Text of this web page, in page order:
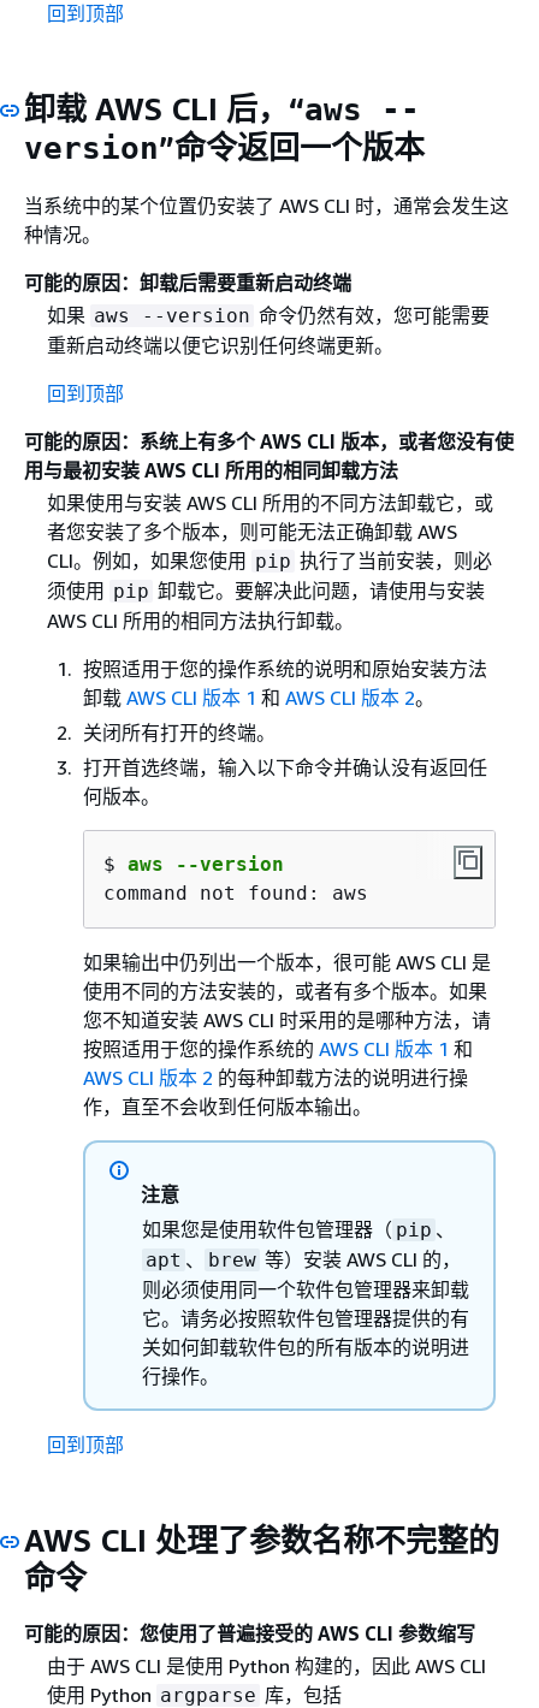
回到顶部
卸载 AWS CLI 后，“aws --
version”命令返回一个版本
当系统中的某个位置仍安装了 AWS CLI 时，通常会发生这
种情况。
可能的原因：卸载后需要重新启动终端
如果 aws --version 命令仍然有效，您可能需要
重新启动终端以便它识别任何终端更新。
回到顶部
可能的原因：系统上有多个 AWS CLI 版本，或者您没有使
用与最初安装 AWS CLI 所用的相同卸载方法
如果使用与安装 AWS CLI 所用的不同方法卸载它，或
者您安装了多个版本，则可能无法正确卸载 AWS
CLI。例如，如果您使用 pip 执行了当前安装，则必
须使用 pip 卸载它。要解决此问题，请使用与安装
AWS CLI 所用的相同方法执行卸载。
按照适用于您的操作系统的说明和原始安装方法
卸载 AWS CLI 版本 1 和 AWS CLI 版本 2。
关闭所有打开的终端。
打开首选终端，输入以下命令并确认没有返回任
何版本。
$ aws --version
command not found: aws
如果输出中仍列出一个版本，很可能 AWS CLI 是
使用不同的方法安装的，或者有多个版本。如果
您不知道安装 AWS CLI 时采用的是哪种方法，请
按照适用于您的操作系统的 AWS CLI 版本 1 和
AWS CLI 版本 2 的每种卸载方法的说明进行操
作，直至不会收到任何版本输出。
注意
如果您是使用软件包管理器（ pip 、
apt 、 brew 等）安装 AWS CLI 的，
则必须使用同一个软件包管理器来卸载
它。请务必按照软件包管理器提供的有
关如何卸载软件包的所有版本的说明进
行操作。
回到顶部
AWS CLI 处理了参数名称不完整的
命令
可能的原因：您使用了普遍接受的 AWS CLI 参数缩写
由于 AWS CLI 是使用 Python 构建的，因此 AWS CLI
使用 Python argparse 库，包括